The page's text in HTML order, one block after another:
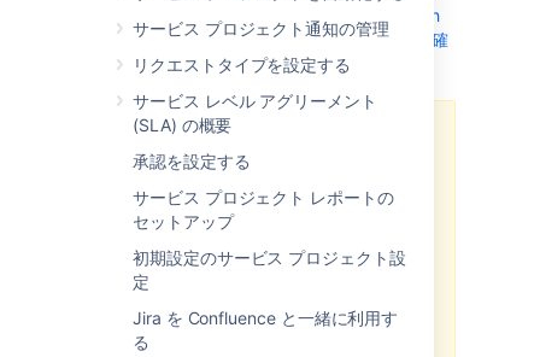
サービス プロジェクト通知の管理
リクエストタイプを設定する
サービス レベル アグリーメント
(SLA) の概要
承認を設定する
サービス プロジェクト レポートの
セットアップ
初期設定のサービス プロジェクト設
定
Jira を Confluence と一緒に利用す
る
OAuth
2.0 と Microsoft Azure の統合の設定方法をご確
認ください 。
受信メールに Microsoft Graph API
を使用するには、Azure Active
Directory アプリ レジストリで自分
のAPI 権限に次の権限を追加する必
要があります。
Mail.ReadWrite
Mail.ReadWrite.Shared